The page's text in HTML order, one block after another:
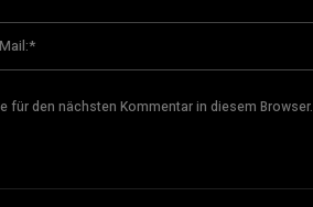
für den nächsten Kommentar in diesem Browser.